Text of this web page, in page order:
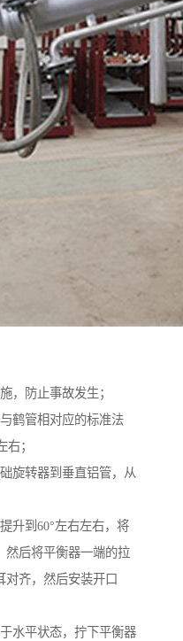
，防止事故发生；
鹤管相对应的标准法
；
旋转器到垂直铝管，从
升到60°左右左右，将
然后将平衡器一端的拉
对齐，然后安装开口
水平状态，拧下平衡器